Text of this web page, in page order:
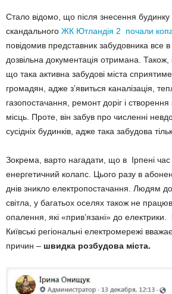
Стало відомо, що після знесення будинку
скандального ЖК Ютландія 2 почали
повідомив представник забудовника все
дозвільна документація отримана. Також,
що така активна забудові міста
громадян, адже з’явиться каналізація,
газопостачання, ремонт доріг і
місць. Проте, він забув про численні
сусідніх будинків, адже така забудова
Зокрема, варто нагадати, що в Ірпені час
енергетичний колапс. Цього разу в
днів зникло електропостачання. Людям
світла, у багатьох оселях також не
опалення, які «прив’язані» до
Київські регіональні електромережі
причин – швидка розбудова міста.